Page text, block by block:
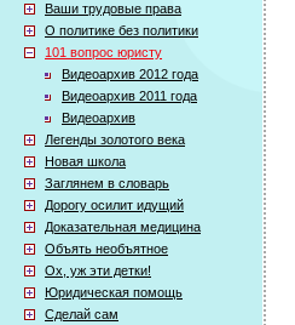
Ваши трудовые права
О политике без политики
101 вопрос юристу
Видеоархив 2012 года
Видеоархив 2011 года
Видеоархив
Легенды золотого века
Новая школа
Заглянем в словарь
Дорогу осилит идущий
Доказательная медицина
Объять необъятное
Ох, уж эти детки!
Юридическая помощь
Сделай сам